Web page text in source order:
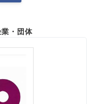
・団体